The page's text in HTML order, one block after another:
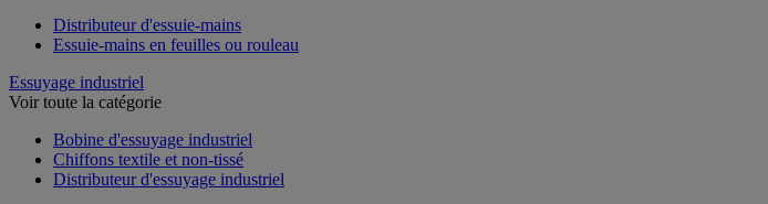
Distributeur d'essuie-mains
Essuie-mains en feuilles ou rouleau
Essuyage industriel
Voir toute la catégorie
Bobine d'essuyage industriel
Chiffons textile et non-tissé
Distributeur d'essuyage industriel